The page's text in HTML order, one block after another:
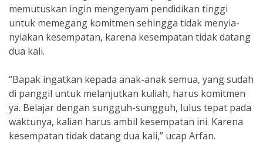
memutuskan ingin mengenyam pendidikan tinggi
untuk memegang komitmen sehingga tidak menyia-
nyiakan kesempatan, karena kesempatan tidak datang
dua kali.
“Bapak ingatkan kepada anak-anak semua, yang sudah
di panggil untuk melanjutkan kuliah, harus komitmen
ya. Belajar dengan sungguh-sungguh, lulus tepat pada
waktunya, kalian harus ambil kesempatan ini. Karena
kesempatan tidak datang dua kali,” ucap Arfan.